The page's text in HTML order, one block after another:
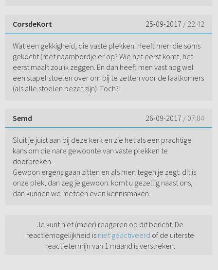
CorsdeKort 25-09-2017 / 22:42
Wat een gekkigheid, die vaste plekken. Heeft men die soms
gekocht (met naambordje er op? Wie het eerst komt, het
eerst maalt zou ik zeggen. En dan heeft men vast nog wel
een stapel stoelen over om bij te zetten voor de laatkomers
(als alle stoelen bezet zijn). Toch?!
Semd 26-09-2017 / 07:04
Sluit je juist aan bij deze kerk en zie het als een prachtige
kans om die nare gewoonte van vaste plekken te
doorbreken.
Gewoon ergens gaan zitten en als men tegen je zegt: dit is
onze plek, dan zeg je gewoon: komt u gezellig naast ons,
dan kunnen we meteen even kennismaken.
Je kunt niet (meer) reageren op dit bericht. De
reactiemogelijkheid is niet geactiveerd of de uiterste
reactietermijn van 1 maand is verstreken.